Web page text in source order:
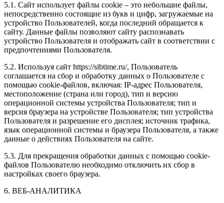
5.1. Сайт использует файлы cookie – это небольшие файлы,
непосредственно состоящие из букв и цифр, загружаемые на
устройство Пользователей, когда последний обращается к
сайту. Данные файлы позволяют сайту распознавать
устройство Пользователя и отображать сайт в соответствии с
предпочтениями Пользователя.
5.2. Используя сайт https://sibtime.ru/, Пользователь
соглашается на сбор и обработку данных о Пользователе с
помощью cookie-файлов, включая: IP-адрес Пользователя,
местоположение (страна или город), тип и версию
операционной системы устройства Пользователя; тип и
версия браузера на устройстве Пользователя; тип устройства
Пользователя и разрешение его дисплея; источник трафика,
язык операционной системы и браузера Пользователя, а также
данные о действиях Пользователя на сайте.
5.3. Для прекращения обработки данных с помощью cookie-
файлов Пользователю необходимо отключить их сбор в
настройках своего браузера.
6. ВЕБ-АНАЛИТИКА